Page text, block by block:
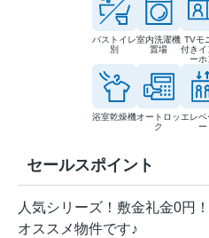
バストイレ
別
室内洗濯機
置場
TVモ
付きイ
ーホ
浴室乾燥機オートロッ
ク
エレベ
ー
セールスポイント
人気シリーズ！敷金礼金0円！
オススメ物件です♪